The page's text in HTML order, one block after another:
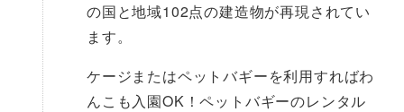
の国と地域102点の建造物が再現されてい
ます。
ケージまたはペットバギーを利用すればわ
んこも入園OK！ペットバギーのレンタル